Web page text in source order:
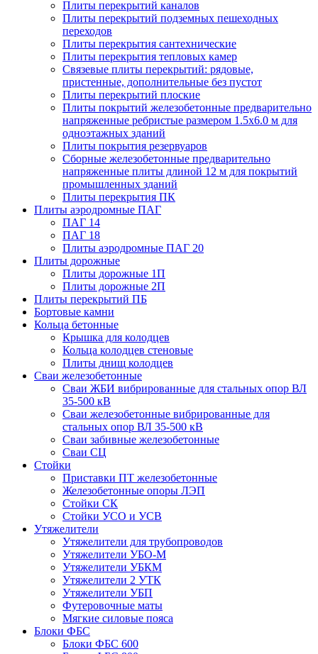
Плиты перекрытий каналов
Плиты перекрытий подземных пешеходных
переходов
Плиты перекрытия сантехнические
Плиты перекрытия тепловых камер
Связевые плиты перекрытий: рядовые,
пристенные, дополнительные без пустот
Плиты перекрытий плоские
Плиты покрытий железобетонные предварительно
напряженные ребристые размером 1.5х6.0 м для
одноэтажных зданий
Плиты покрытия резервуаров
Сборные железобетонные предварительно
напряженные плиты длиной 12 м для покрытий
промышленных зданий
Плиты перекрытия ПК
Плиты аэродромные ПАГ
ПАГ 14
ПАГ 18
Плиты аэродромные ПАГ 20
Плиты дорожные
Плиты дорожные 1П
Плиты дорожные 2П
Плиты перекрытий ПБ
Бортовые камни
Кольца бетонные
Крышка для колодцев
Кольца колодцев стеновые
Плиты днищ колодцев
Сваи железобетонные
Сваи ЖБИ вибрированные для стальных опор ВЛ
35-500 кВ
Сваи железобетонные вибрированные для
стальных опор ВЛ 35-500 кВ
Сваи забивные железобетонные
Сваи СЦ
Стойки
Приставки ПТ железобетонные
Железобетонные опоры ЛЭП
Стойки СК
Стойки УСО и УСВ
Утяжелители
Утяжелители для трубопроводов
Утяжелители УБО-М
Утяжелители УБКМ
Утяжелители 2 УТК
Утяжелители УБП
Футеровочные маты
Мягкие силовые пояса
Блоки ФБС
Блоки ФБС 600